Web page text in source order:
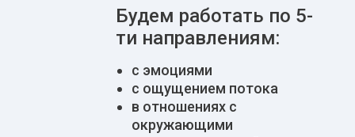
Будем работать по 5-
ти направлениям:
с эмоциями
с ощущением потока
в отношениях с
окружающими